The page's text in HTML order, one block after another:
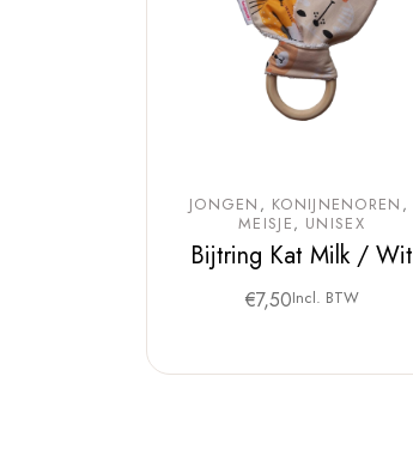
JONGEN
KONIJNENOREN
MEISJE
UNISEX
Bijtring Kat Milk / Wit
€7,50Incl. BTW